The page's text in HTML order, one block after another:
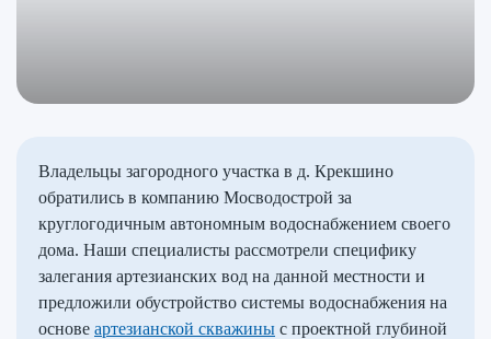
Владельцы загородного участка в д. Крекшино
обратились в компанию Мосводострой за
круглогодичным автономным водоснабжением своего
дома. Наши специалисты рассмотрели специфику
залегания артезианских вод на данной местности и
предложили обустройство системы водоснабжения на
основе артезианской скважины с проектной глубиной